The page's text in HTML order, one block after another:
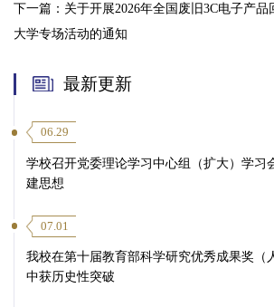
下一篇： 关于开展2026年全国废旧3C电子产
大学专场活动的通知
最新更新
06.29
学校召开党委理论学习中心组（扩大）学习
建思想
07.01
我校在第十届教育部科学研究优秀成果奖（
中获历史性突破